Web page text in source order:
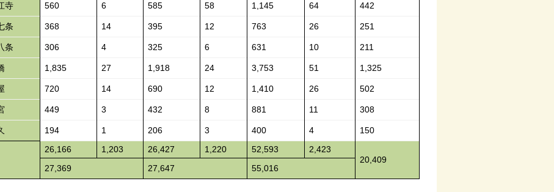
寺 560 6 585 58 1,145 64 442
条 368 14 395 12 763 26 251
条 306 4 325 6 631 10 211
1,835 27 1,918 24 3,753 51 1,325
720 14 690 12 1,410 26 502
449 3 432 8 881 11 308
194 1 206 3 400 4 150
26,166 1,203 26,427 1,220 52,593
2,423
20,409
27,369
27,647 55,016